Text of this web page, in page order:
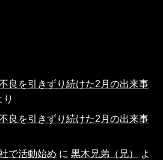
良を引きずり続けた2月の出来事
り
良を引きずり続けた2月の出来事
で活動始め に 黒木兄弟（兄）
よ